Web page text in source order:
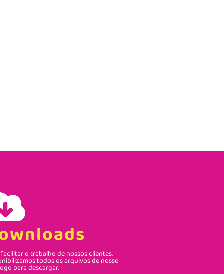
o trabalho de nossos clientes,
todos os arquivos de nosso
para descargar.